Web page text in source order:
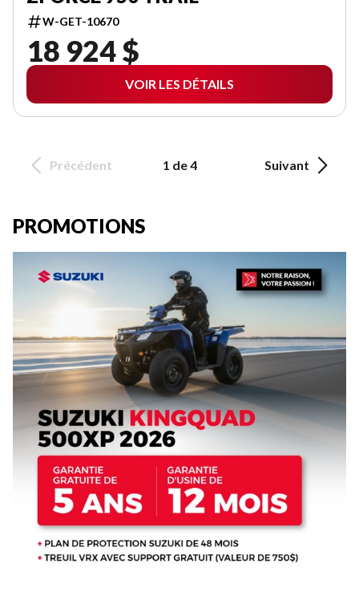
W-GET-10670
18 924 $
VOIR LES DÉTAILS
Précédent 1 de 4 Suivant
PROMOTIONS